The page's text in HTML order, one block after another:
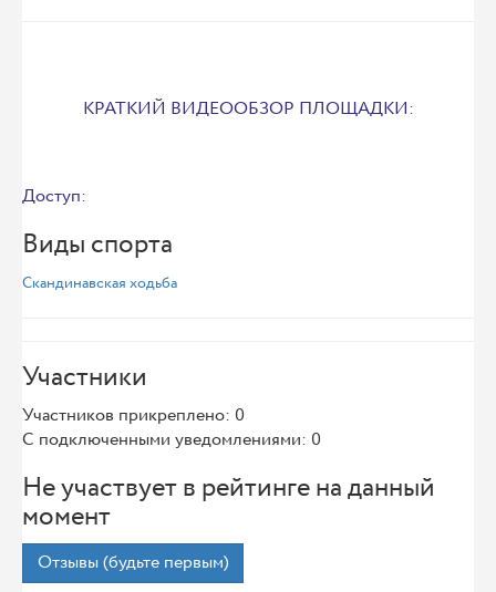
КРАТКИЙ ВИДЕООБЗОР ПЛОЩАДКИ:
Доступ:
Виды спорта
Скандинавская ходьба
Участники
Участников прикреплено: 0
С подключенными уведомлениями: 0
Не участвует в рейтинге на данный
момент
Отзывы (будьте первым)